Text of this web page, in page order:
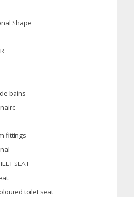
Shape
bains
fittings
SEAT
toilet seat